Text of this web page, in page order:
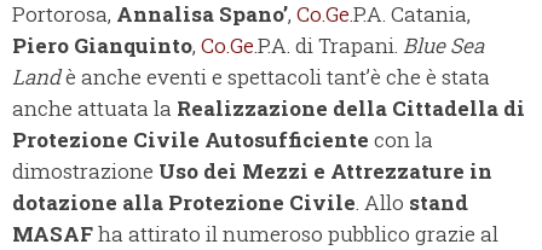
Portorosa, Annalisa Spano’, Co.Ge.P.A. Catania,
Piero Gianquinto, Co.Ge.P.A. di Trapani. Blue Sea
Landè anche eventi e spettacoli tant’è che è stata
anche attuata la Realizzazione della Cittadella di
Protezione Civile Autosufficiente con la
dimostrazione Uso dei Mezzi e Attrezzature in
dotazione alla Protezione Civile. Allo stand
MASAFha attirato il numeroso pubblico grazie al